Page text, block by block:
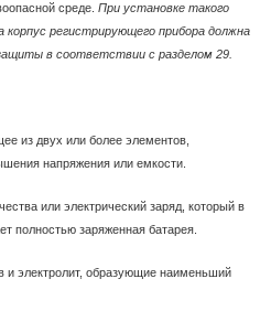
среде. При установке такого
корпус регистрирующего прибора должна
в соответствии с разделом 29.
из двух или более элементов,
напряжения или емкости.
или электрический заряд, который в
полностью заряженная батарея.
электролит, образующие наименьший